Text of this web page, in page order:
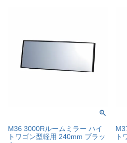
M36 3000Rルームミラー ハイ
トワゴン型軽用 240mm ブラッ
ト